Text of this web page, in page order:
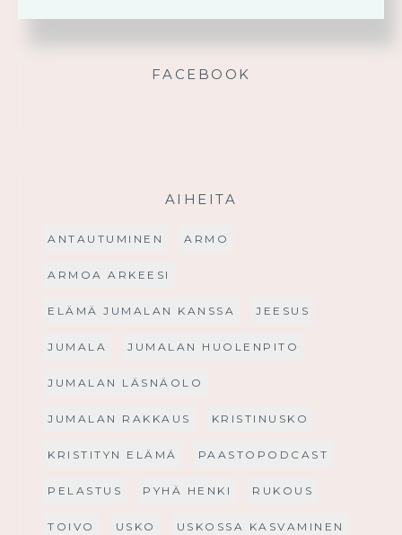
FACEBOOK
AIHEITA
ANTAUTUMINEN ARMO
ARMOA ARKEESI
ELÄMÄ JUMALAN KANSSA JEESUS
JUMALA JUMALAN HUOLENPITO
JUMALAN LÄSNÄOLO
JUMALAN RAKKAUS KRISTINUSKO
KRISTITYN ELÄMÄ PAASTOPODCAST
PELASTUS PYHÄ HENKI RUKOUS
TOIVO USKO USKOSSA KASVAMINEN